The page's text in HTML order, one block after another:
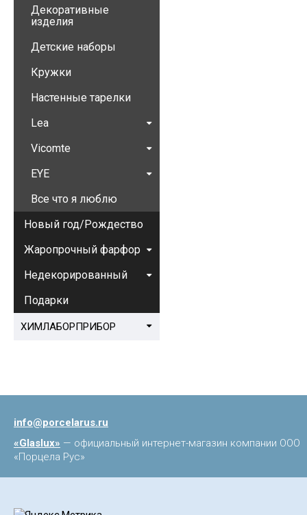
Декоративные
изделия
Детские наборы
Кружки
Настенные тарелки
Lea
Vicomte
EYE
Все что я люблю
Новый год/Рождество
Жаропрочный фарфор
Недекорированный
Подарки
ХИМЛАБОРПРИБОР
info@porcelarus.ru
«Glaslux» — официальный интернет-магазин компании ООО
«Порцела Рус»